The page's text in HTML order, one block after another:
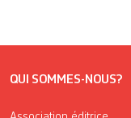
QUI SOMMES-NOUS?